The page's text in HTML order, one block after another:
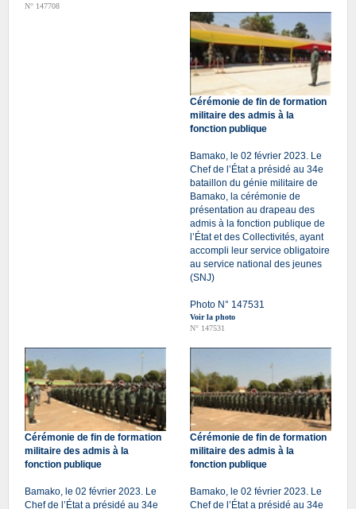
N° 147708
Cérémonie de fin de formation
militaire des admis à la
fonction publique
Bamako, le 02 février 2023. Le
Chef de l’État a présidé au 34e
bataillon du génie militaire de
Bamako, la cérémonie de
présentation au drapeau des
admis à la fonction publique de
l’État et des Collectivités, ayant
accompli leur service obligatoire
au service national des jeunes
(SNJ)
Photo N° 147531
Voir la photo
N° 147531
Cérémonie de fin de formation
militaire des admis à la
fonction publique
Bamako, le 02 février 2023. Le
Chef de l’État a présidé au 34e
Cérémonie de fin de formation
militaire des admis à la
fonction publique
Bamako, le 02 février 2023. Le
Chef de l’État a présidé au 34e